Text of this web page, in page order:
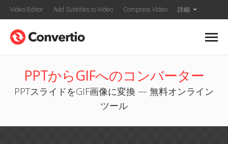
Video Editor Add Subtitles to Video Compress Video 詳細
PPTからGIFへのコンバーター
PPTスライドをGIF画像に変換 — 無料オンライン
ツール